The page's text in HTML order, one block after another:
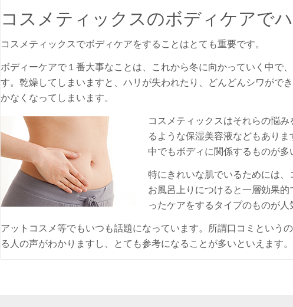
コスメティックスのボディケアで
コスメティックスでボディケアをすることはとても重要です。
ボディーケアで１番大事なことは、これから冬に向かっていく中で
す。乾燥してしまいますと、ハリが失われたり、どんどんシワがで
かなくなってしまいます。
コスメティックスはそれらの悩
るような保湿美容液などもありま
中でもボディに関係するものが多
特にきれいな肌でいるためには、
お風呂上りにつけると一層効果
ったケアをするタイプのものが人
アットコスメ等でもいつも話題になっています。所謂口コミという
る人の声がわかりますし、とても参考になることが多いといえます。